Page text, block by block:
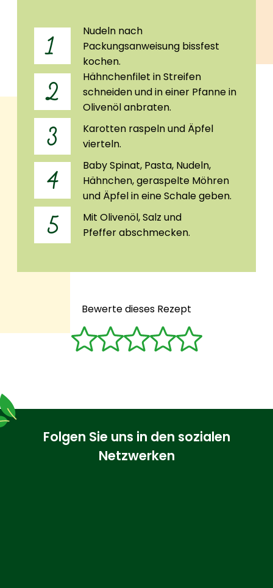
1
Nudeln nach
Packungsanweisung bissfest
kochen.
2
Hähnchenfilet in Streifen
schneiden und in einer Pfanne in
Olivenöl anbraten.
3
Karotten raspeln und Äpfel
vierteln.
4
Baby Spinat, Pasta, Nudeln,
Hähnchen, geraspelte Möhren
und Äpfel in eine Schale geben.
5
Mit Olivenöl, Salz und
Pfeffer abschmecken.
Bewerte dieses Rezept
Folgen Sie uns in den sozialen
Netzwerken